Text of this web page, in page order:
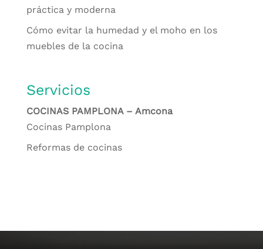
práctica y moderna
Cómo evitar la humedad y el moho en los
muebles de la cocina
Servicios
COCINAS PAMPLONA – Amcona
Cocinas Pamplona
Reformas de cocinas